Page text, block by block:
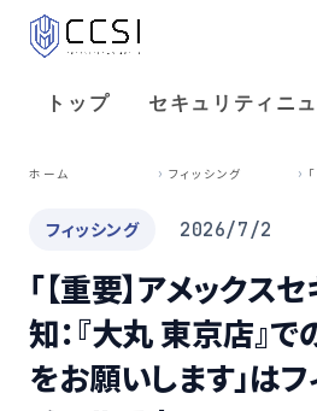
トップ セキュリティニ
ホーム フィッシング
フィッシング 2026/7/2
「【重要】アメックス
知：『大丸 東京店』
をお願いします」は